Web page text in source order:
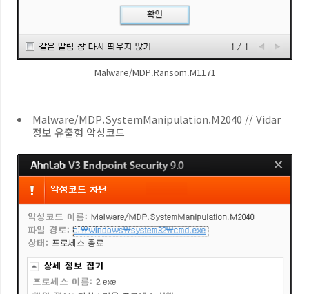
Malware/MDP.Ransom.M1171
Malware/MDP.SystemManipulation.M2040 // Vidar
정보 유출형 악성코드